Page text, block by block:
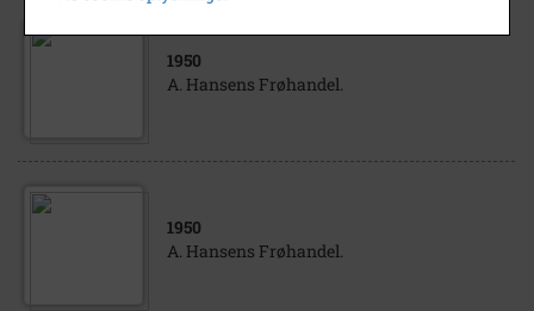
1950
A. Hansens Frøhandel.
1950
A. Hansens Frøhandel.